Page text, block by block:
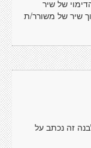
של שיר
שיר של משורר/ת
זה נכתב על